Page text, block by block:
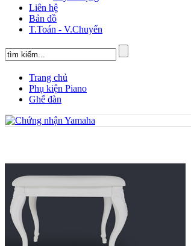
Liên hệ
Bản đồ
T.Toán - V.Chuyển
Trang chủ
Phụ kiện Piano
Ghế đàn